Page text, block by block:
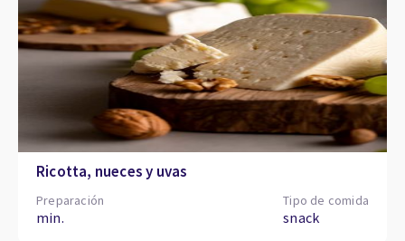
Ricotta, nueces y uvas
Preparación
min.
Tipo de comida
snack